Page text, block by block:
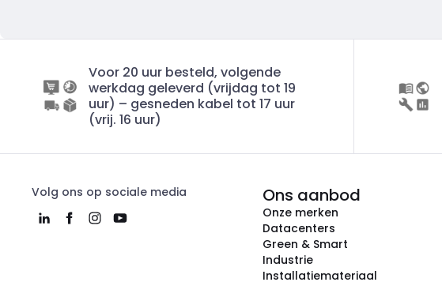
Voor 20 uur besteld, volgende
werkdag geleverd (vrijdag tot 19
uur) – gesneden kabel tot 17 uur
(vrij. 16 uur)
Volg ons op sociale media Ons aanbod
Onze merken
Datacenters
Green & Smart
Industrie
Installatiemateriaal